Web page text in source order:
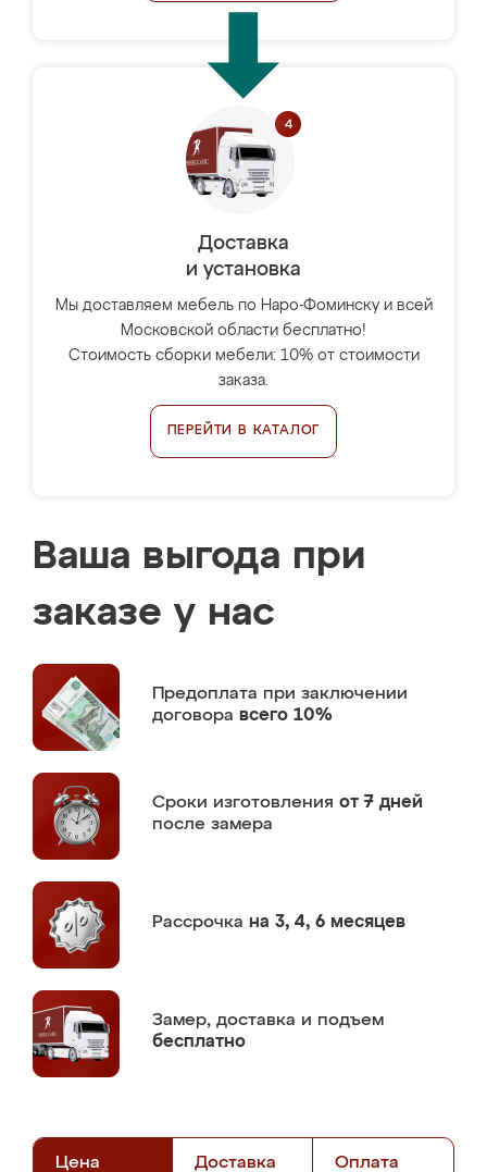
Доставка
и установка
Мы доставляем мебель по Наро-Фоминску и всей
Московской области бесплатно!
Стоимость сборки мебели: 10% от стоимости
заказа.
ПЕРЕЙТИ В КАТАЛОГ
Ваша выгода при
заказе у нас
Предоплата при заключении
договора всего 10%
Сроки изготовления от 7 дней
после замера
Рассрочка на 3, 4, 6 месяцев
Замер, доставка и подъем
бесплатно
Цена Доставка Оплата